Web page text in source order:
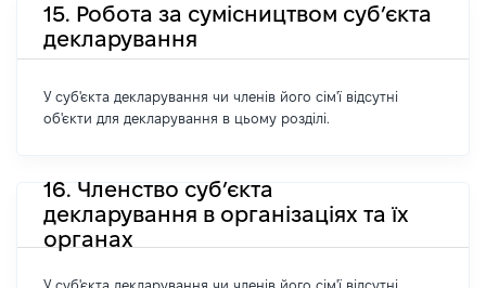
15. Робота за сумісництвом суб’єкта
декларування
У суб'єкта декларування чи членів його сім'ї відсутні
об'єкти для декларування в цьому розділі.
16. Членство суб’єкта
декларування в організаціях та їх
органах
У суб'єкта декларування чи членів його сім'ї відсутні